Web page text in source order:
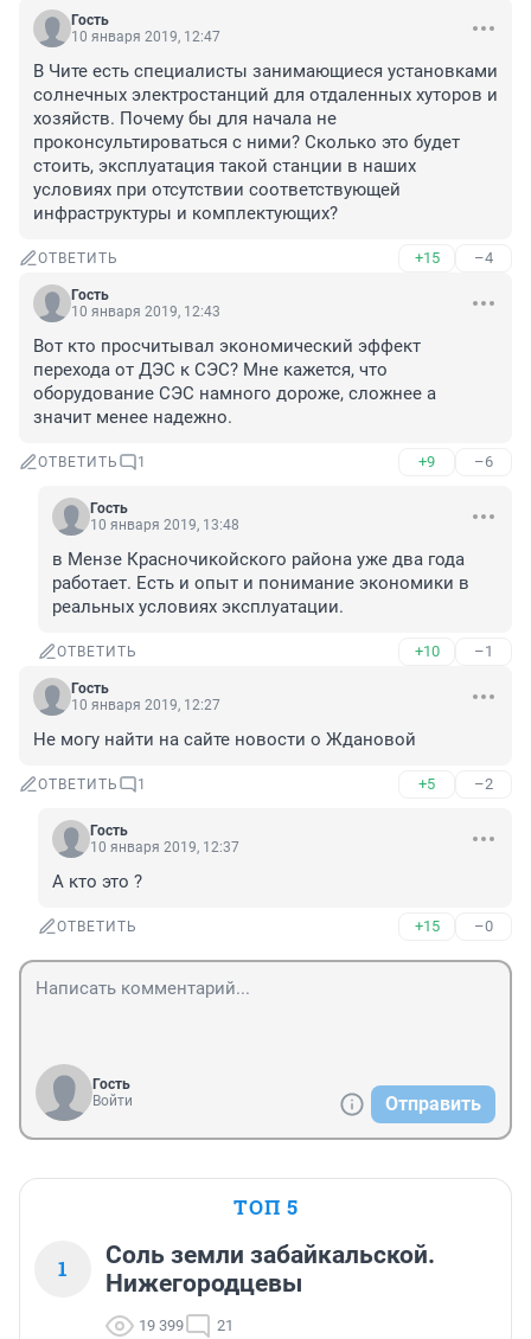
Гость
10 января 2019, 12:47
В Чите есть специалисты занимающиеся установками
солнечных электростанций для отдаленных хуторов и
хозяйств. Почему бы для начала не
проконсультироваться с ними? Сколько это будет
стоить, эксплуатация такой станции в наших
условиях при отсутствии соответствующей
инфраструктуры и комплектующих?
ОТВЕТИТЬ +15 –4
Гость
10 января 2019, 12:43
Вот кто просчитывал экономический эффект
перехода от ДЭС к СЭС? Мне кажется, что
оборудование СЭС намного дороже, сложнее а
значит менее надежно.
ОТВЕТИТЬ 1 +9 –6
Гость
10 января 2019, 13:48
в Мензе Красночикойского района уже два года
работает. Есть и опыт и понимание экономики в
реальных условиях эксплуатации.
ОТВЕТИТЬ +10 –1
Гость
10 января 2019, 12:27
Не могу найти на сайте новости о Ждановой
ОТВЕТИТЬ 1 +5 –2
Гость
10 января 2019, 12:37
А кто это ?
ОТВЕТИТЬ +15 –0
Гость
Войти
Отправить
ТОП 5
1
Соль земли забайкальской.
Нижегородцевы
19 399 21